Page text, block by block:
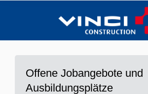
Offene Jobangebote und
Ausbildungsplätze